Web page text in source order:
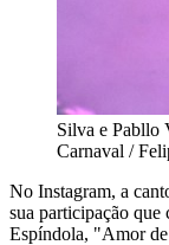
Silva e Pabllo
Carnaval /
No Instagram, a
sua participação
Espíndola, "Amor